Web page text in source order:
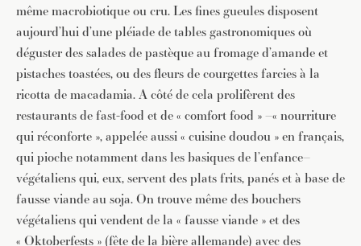
même macrobiotique ou cru. Les fines gueules disposent
aujourd’hui d’une pléiade de tables gastronomiques où
déguster des salades de pastèque au fromage d’amande et
pistaches toastées, ou des fleurs de courgettes farcies à la
ricotta de macadamia. A côté de cela prolifèrent des
restaurants de fast-food et de « comfort food » –« nourriture
qui réconforte », appelée aussi « cuisine doudou » en français,
qui pioche notamment dans les basiques de l’enfance–
végétaliens qui, eux, servent des plats frits, panés et à base de
fausse viande au soja. On trouve même des bouchers
végétaliens qui vendent de la « fausse viande » et des
« Oktoberfests » (fête de la bière allemande) avec des